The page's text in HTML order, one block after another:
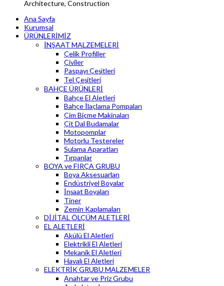
Architecture, Construction
Ana Sayfa
Kurumsal
ÜRÜNLERİMİZ
İNŞAAT MALZEMELERİ
Çelik Profiller
Çiviler
Paspayı Çeşitleri
Tel Çeşitleri
BAHÇE ÜRÜNLERİ
Bahçe El Aletleri
Bahçe İlaçlama Pompaları
Çim Biçme Makinaları
Çit Dal Budamalar
Motopomplar
Motorlu Testereler
Sulama Aparatları
Tırpanlar
BOYA ve FIRÇA GRUBU
Boya Aksesuarları
Endüstriyel Boyalar
İnşaat Boyaları
Tiner
Zemin Kaplamaları
DİJİTAL ÖLÇÜM ALETLERİ
EL ALETLERİ
Akülü El Aletleri
Elektrikli El Aletleri
Mekanik El Aletleri
Havalı El Aletleri
ELEKTRİK GRUBU MALZEMELER
Anahtar ve Priz Grubu